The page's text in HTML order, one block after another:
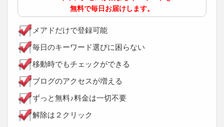
無料で毎日お届けします。
メアドだけで登録可能
毎日のキーワード選びに困らない
移動時でもチェックができる
ブログのアクセスが増える
ずっと無料♪料金は一切不要
解除は２クリック